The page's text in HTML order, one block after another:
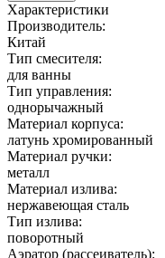
Характеристики
Производитель:
Китай
Тип смесителя:
для ванны
Тип управления:
однорычажный
Материал корпуса:
латунь хромированный
Материал ручки:
металл
Материал излива:
нержавеющая сталь
Тип излива:
поворотный
Аэратор (рассеиватель):